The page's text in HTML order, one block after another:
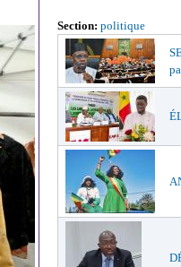
Section: politique